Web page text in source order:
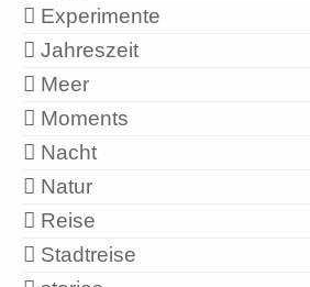
Experimente
Jahreszeit
Meer
Moments
Nacht
Natur
Reise
Stadtreise